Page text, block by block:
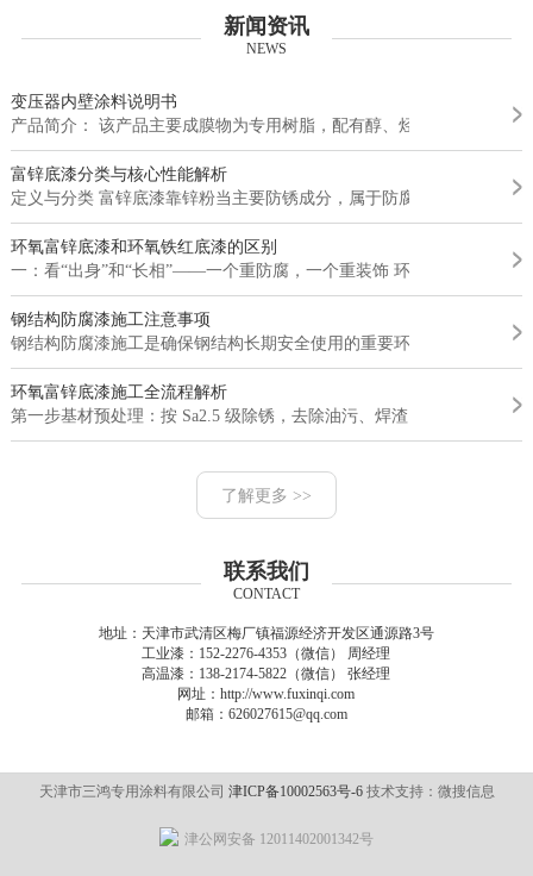
新闻资讯
NEWS
变压器内壁涂料说明书
产品简介： 该产品主要成膜物为专用树脂，配有醇、烃类混合溶剂、...
富锌底漆分类与核心性能解析
定义与分类 富锌底漆靠锌粉当主要防锈成分，属于防腐涂料。保护金...
环氧富锌底漆和环氧铁红底漆的区别
一：看“出身”和“长相”——一个重防腐，一个重装饰 环氧富锌底...
钢结构防腐漆施工注意事项
钢结构防腐漆施工是确保钢结构长期安全使用的重要环节。钢结构的...
环氧富锌底漆施工全流程解析
第一步基材预处理：按 Sa2.5 级除锈，去除油污、焊渣，确保基材...
了解更多 >>
联系我们
CONTACT
地址：天津市武清区梅厂镇福源经济开发区通源路3号
工业漆：152-2276-4353（微信） 周经理
高温漆：138-2174-5822（微信） 张经理
网址：http://www.fuxinqi.com
邮箱：626027615@qq.com
天津市三鸿专用涂料有限公司 津ICP备10002563号-6技术支持：微搜信息
津公网安备 12011402001342号